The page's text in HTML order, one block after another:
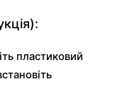
пластиковий